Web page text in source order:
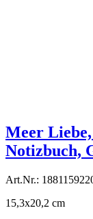
Meer
Notizbuch,
Art.Nr.:
15,3x20,2 cm